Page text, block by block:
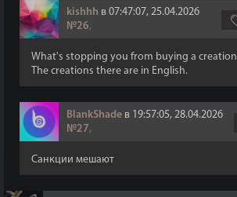
kishhh в 07:47:07, 25.04.2026
№26,
What's stopping you from buying a
The creations there are in English.
BlankShade в 19:57:05, 28.04.2026
№27,
Санкции мешают